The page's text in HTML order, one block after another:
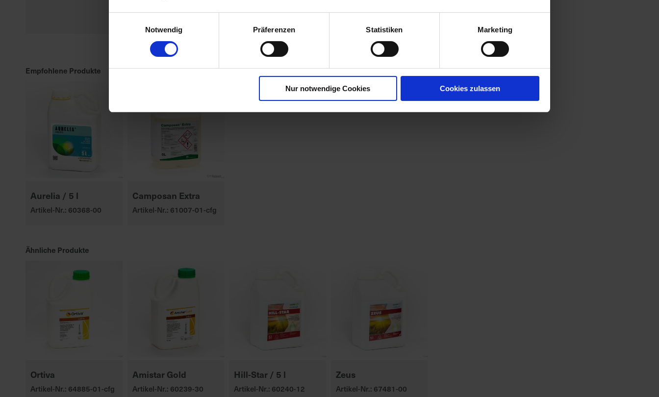
Notwendig
Präferenzen Statistiken Marketing
Nur notwendige Cookies Cookies zulassen
NETZFLECKEN...
ANWEN...
Empfohlene Produkte
Aurelia / 5 l
Artikel-Nr.: 60368-00
Camposan Extra
Artikel-Nr.: 61007-01-cfg
Ähnliche Produkte
Ortiva
Artikel-Nr.: 64885-01-cfg
Amistar Gold
Artikel-Nr.: 60239-30
Hill-Star / 5 l
Artikel-Nr.: 60240-12
Zeus
Artikel-Nr.: 67481-00